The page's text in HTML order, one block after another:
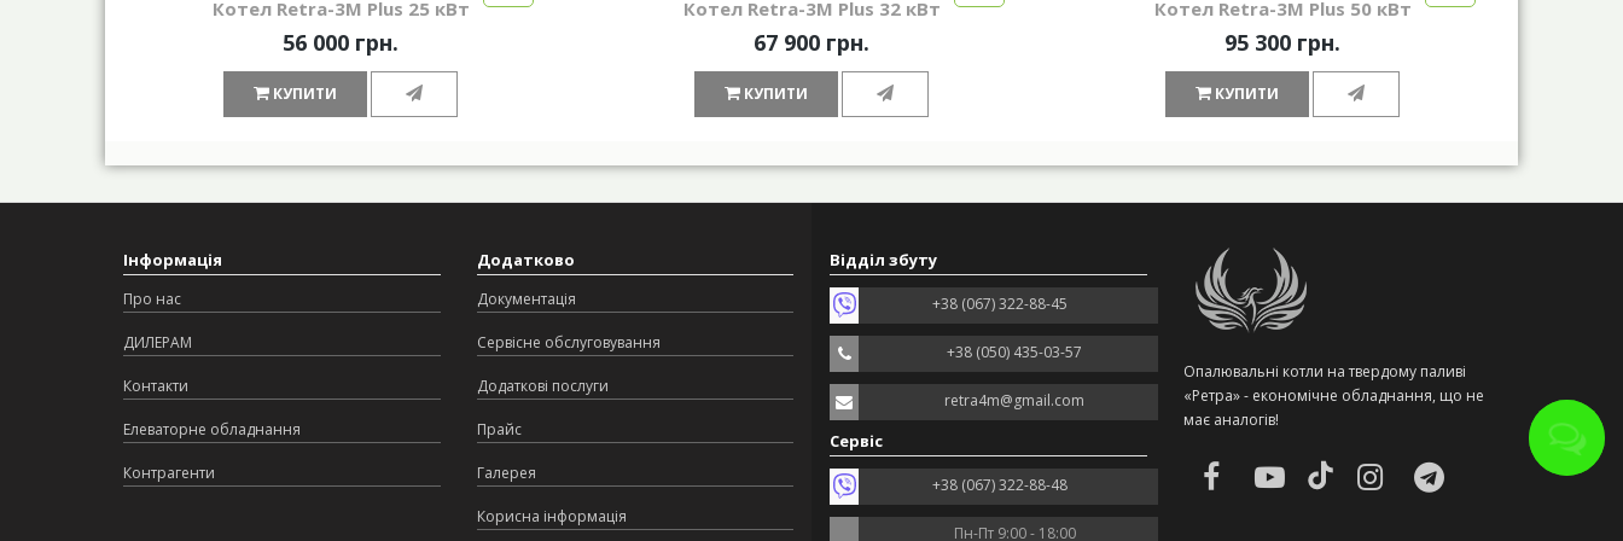
Котел Retra-3М Plus 25 кВт
56 000 грн.
КУПИТИ
Котел Retra-3М Plus 32 кВт
67 900 грн.
КУПИТИ
Котел Retra-3М Plus 50 кВт
95 300 грн.
КУПИТИ
Інформація
Про нас
ДИЛЕРАМ
Контакти
Елеваторне обладнання
Контрагенти
Додатково
Документація
Сервісне обслуговування
Додаткові послуги
Прайс
Галерея
Корисна інформація
Відділ збуту
+38 (067) 322-88-45
+38 (050) 435-03-57
retra4m@gmail.com
Сервіс
+38 (067) 322-88-48
Пн-Пт 9:00 - 18:00
Опалювальні котли на твердому паливі
«Ретра» - економічне обладнання, що не
має аналогів!